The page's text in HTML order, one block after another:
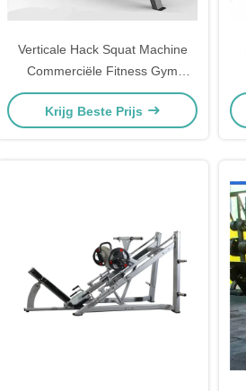
Verticale Hack Squat Machine
Commerciële Fitness Gym
Krachtoerusting Plaat geladen
Trainer Voor Onderlichaam
Krijg Beste Prijs